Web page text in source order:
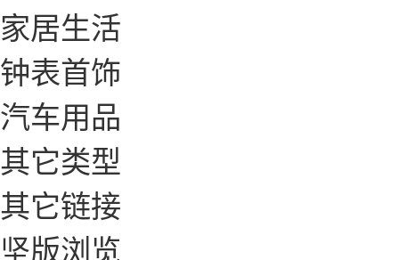
家居生活
钟表首饰
汽车用品
其它类型
其它链接
坚版浏览